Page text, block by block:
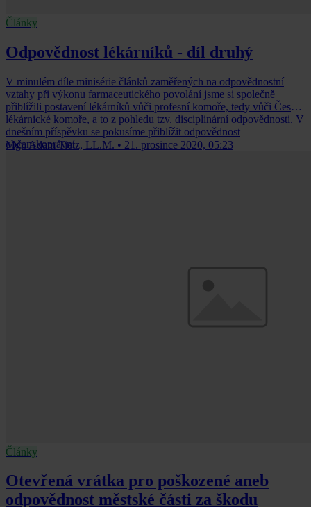
Články
Odpovědnost lékárníků - díl druhý
V minulém díle minisérie článků zaměřených na odpovědnostní
vztahy při výkonu farmaceutického povolání jsme si společně
přiblížili postavení lékárníků vůči profesní komoře, tedy vůči České
lékárnické komoře, a to z pohledu tzv. disciplinární odpovědnosti. V
dnešním příspěvku se pokusíme přiblížit odpovědnost
občanskoprávní.
Mgr. Adam Tietz, LL.M. • 21. prosince 2020, 05:23
Články
Otevřená vrátka pro poškozené aneb
odpovědnost městské části za škodu